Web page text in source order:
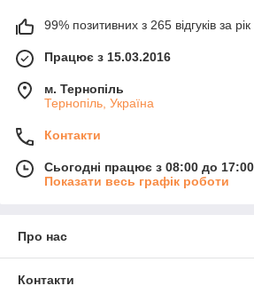
99% позитивних з 265 відгуків за рік
Працює з 15.03.2016
м. Тернопіль
Тернопіль, Україна
Контакти
Сьогодні працює з 08:00 до 17:00
Показати весь графік роботи
Про нас
Контакти